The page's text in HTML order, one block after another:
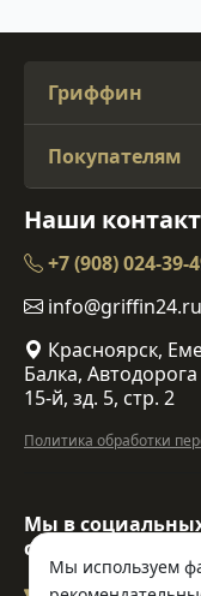
Мы используем
Гриффин
Покупателям
Наши
+7 (908) 024-39-
info@griffin24.ru
Красноярск,
Балка,
15-й, зд. 5, стр. 2
Политика обработки
Мы в
сетях: